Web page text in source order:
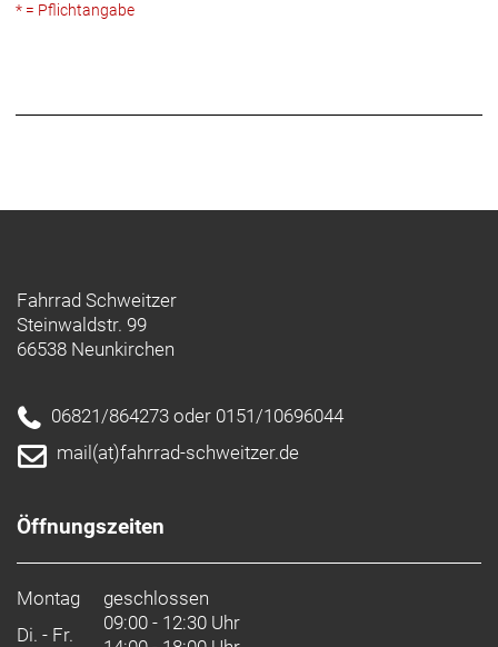
* = Pflichtangabe
Fahrrad Schweitzer
Steinwaldstr. 99
66538 Neunkirchen
06821/864273 oder 0151/10696044
mail(at)fahrrad-schweitzer.de
Öffnungszeiten
Montag
geschlossen
Di. - Fr.
09:00 - 12:30 Uhr